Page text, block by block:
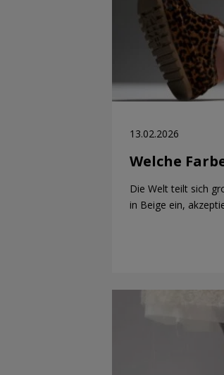
13.02.2026
Welche
Die Welt teilt sich
in Beige ein,